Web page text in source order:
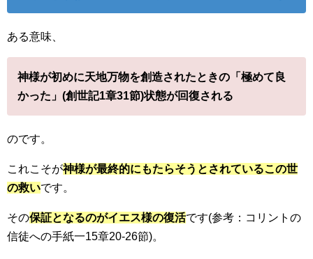
ある意味、
神様が初めに天地万物を創造されたときの「極めて良
かった」(創世記1章31節)状態が回復される
のです。
これこそが神様が最終的にもたらそうとされているこの世
の救いです。
その保証となるのがイエス様の復活です(参考：コリントの
信徒への手紙一15章20-26節)。